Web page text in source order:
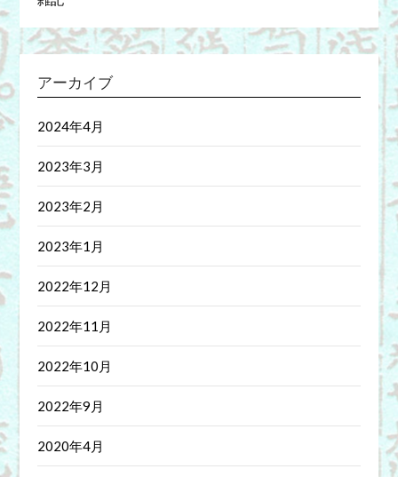
アーカイブ
2024年4月
2023年3月
2023年2月
2023年1月
2022年12月
2022年11月
2022年10月
2022年9月
2020年4月